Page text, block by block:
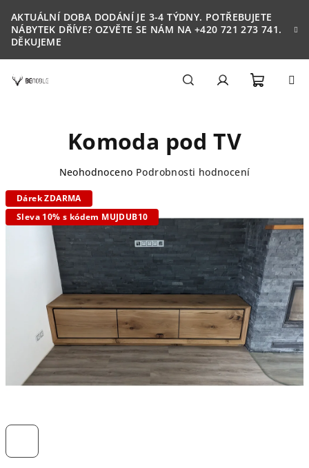
na
obsah
AKTUÁLNÍ DOBA DODÁNÍ JE 3-4 TÝDNY. POTŘEBUJETE
NÁBYTEK DŘÍVE? OZVĚTE SE NÁM NA +420 721 273 741.
DĚKUJEME
Komoda pod TV
Průměrné
produktu
je
0,0
5
hvězdiček.
Neohodnoceno Podrobnosti hodnocení
Dárek ZDARMA
Sleva 10% s kódem MUJDUB10